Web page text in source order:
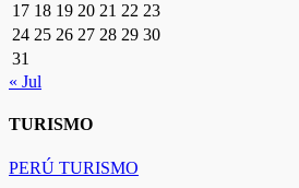
17 18 19 20 21 22 23
24 25 26 27 28 29 30
31
« Jul
TURISMO
PERÚ TURISMO